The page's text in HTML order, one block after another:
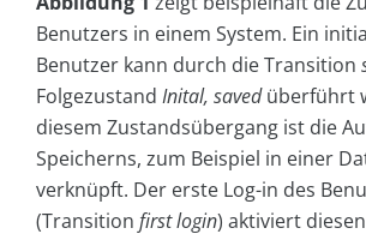
Benutzers in einem System. Ein
Benutzer kann durch die Transition
Folgezustand Inital, savedüberführt
diesem Zustandsübergang ist die
Speicherns, zum Beispiel in einer
verknüpft. Der erste Log-in des
(Transition first login) aktiviert